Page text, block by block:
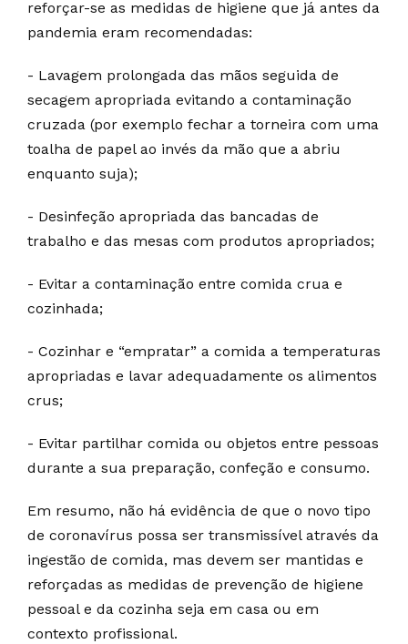
reforçar-se as medidas de higiene que já antes da
pandemia eram recomendadas:
- Lavagem prolongada das mãos seguida de
secagem apropriada evitando a contaminação
cruzada (por exemplo fechar a torneira com uma
toalha de papel ao invés da mão que a abriu
enquanto suja);
- Desinfeção apropriada das bancadas de
trabalho e das mesas com produtos apropriados;
- Evitar a contaminação entre comida crua e
cozinhada;
- Cozinhar e “empratar” a comida a temperaturas
apropriadas e lavar adequadamente os alimentos
crus;
- Evitar partilhar comida ou objetos entre pessoas
durante a sua preparação, confeção e consumo.
Em resumo, não há evidência de que o novo tipo
de coronavírus possa ser transmissível através da
ingestão de comida, mas devem ser mantidas e
reforçadas as medidas de prevenção de higiene
pessoal e da cozinha seja em casa ou em
contexto profissional.